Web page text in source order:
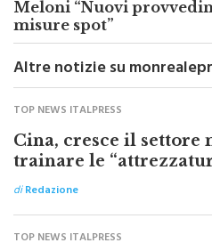
Cdm approva pacchetto
Meloni “Nuovi
misure spot”
Altre notizie su
TOP NEWS ITALPRESS
Cina, cresce il settore
trainare le
diRedazione